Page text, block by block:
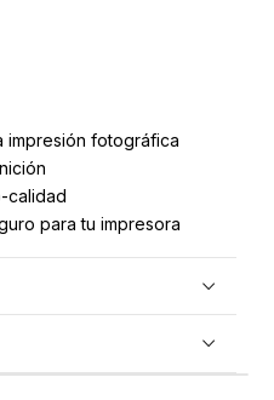
impresión fotográfica
calidad
para tu impresora